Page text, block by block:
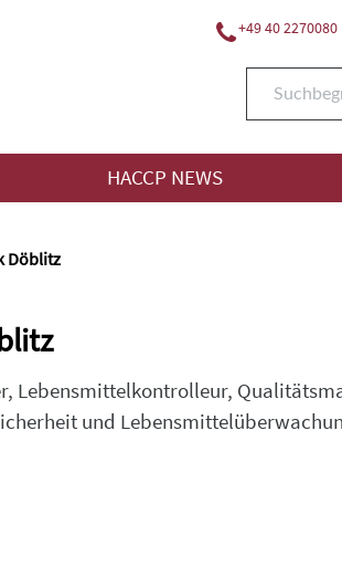
+49 40 2270080
HACCP NEWS
Döblitz
Lebensmittelkontrolleur,
und